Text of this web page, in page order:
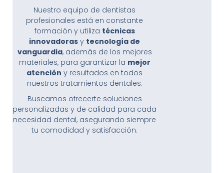
Nuestro equipo de dentistas
profesionales está en constante
formación y utiliza técnicas
innovadoras y tecnología de
vanguardia, además de los mejores
materiales, para garantizar la mejor
atención y resultados en todos
nuestros tratamientos dentales.
Buscamos ofrecerte soluciones
personalizadas y de calidad para cada
necesidad dental, asegurando siempre
tu comodidad y satisfacción.